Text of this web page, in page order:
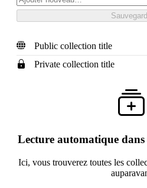
Public collection title
Private collection title
Lecture automatique dans
Ici, vous trouverez toutes les